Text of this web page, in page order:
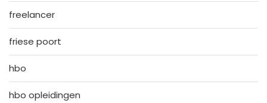
freelancer
friese poort
hbo
hbo opleidingen